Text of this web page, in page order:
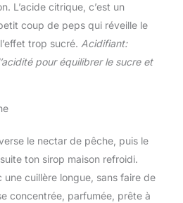
L’acide citrique, c’est un
coup de peps qui réveille le
trop sucré. Acidifiant:
pour équilibrer le sucre et
le nectar de pêche, puis le
ton sirop maison refroidi.
cuillère longue, sans faire de
concentrée, parfumée, prête à